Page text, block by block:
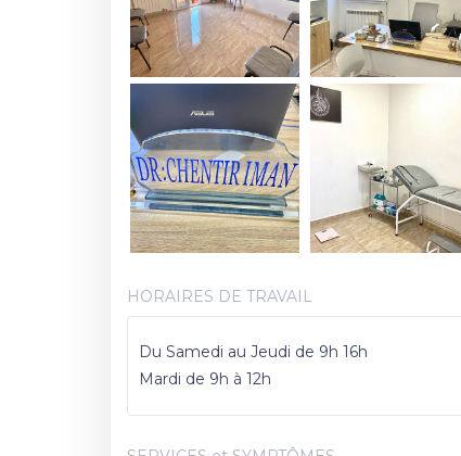
HORAIRES DE TRAVAIL
Du Samedi au Jeudi de 9h 16h
Mardi de 9h à 12h